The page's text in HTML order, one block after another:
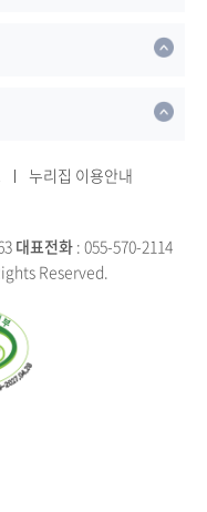
누리집 이용안내
대표전화 : 055-570-2114
Reserved.